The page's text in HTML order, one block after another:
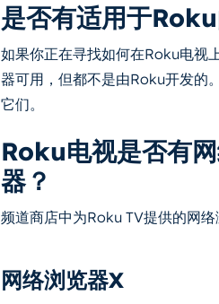
是否有适用于
如果你正在寻找如何在Roku电视
器可用，但都不是由Roku开发的
它们。
Roku电视是否有
器？
频道商店中为Roku TV提供的网
网络浏览器X